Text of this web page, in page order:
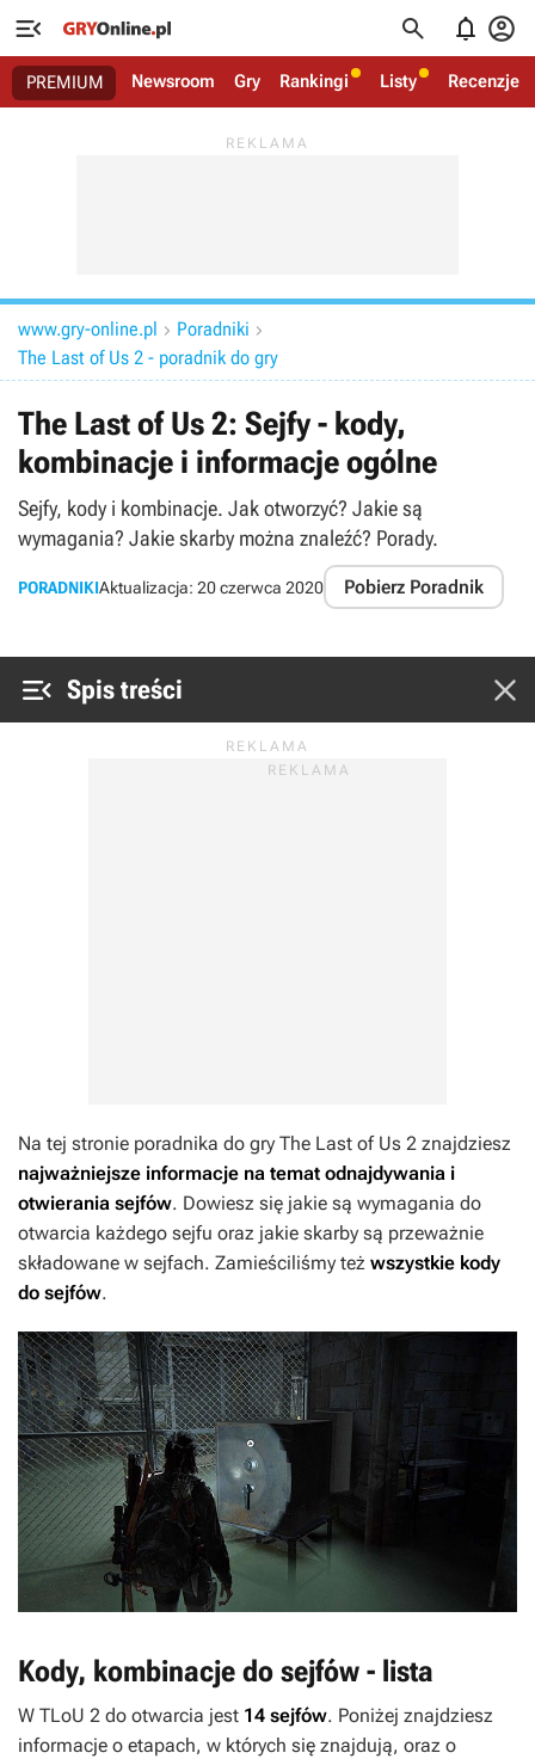
   
PREMIUM Newsroom Gry Rankingi Listy Recenzje
www.gry-online.pl  Poradniki 
The Last of Us 2 - poradnik do gry
The Last of Us 2: Sejfy - kody,
kombinacje i informacje ogólne
Sejfy, kody i kombinacje. Jak otworzyć? Jakie są
wymagania? Jakie skarby można znaleźć? Porady.
PORADNIKIAktualizacja: 20 czerwca 2020 Pobierz Poradnik
 Spis treści 
Na tej stronie poradnika do gry The Last of Us 2 znajdziesz
najważniejsze informacje na temat odnajdywania i
otwierania sejfów. Dowiesz się jakie są wymagania do
otwarcia każdego sejfu oraz jakie skarby są przeważnie
składowane w sejfach. Zamieściliśmy też wszystkie kody
do sejfów.
Kody, kombinacje do sejfów - lista
W TLoU 2 do otwarcia jest 14 sejfów. Poniżej znajdziesz
informacje o etapach, w których się znajdują, oraz o